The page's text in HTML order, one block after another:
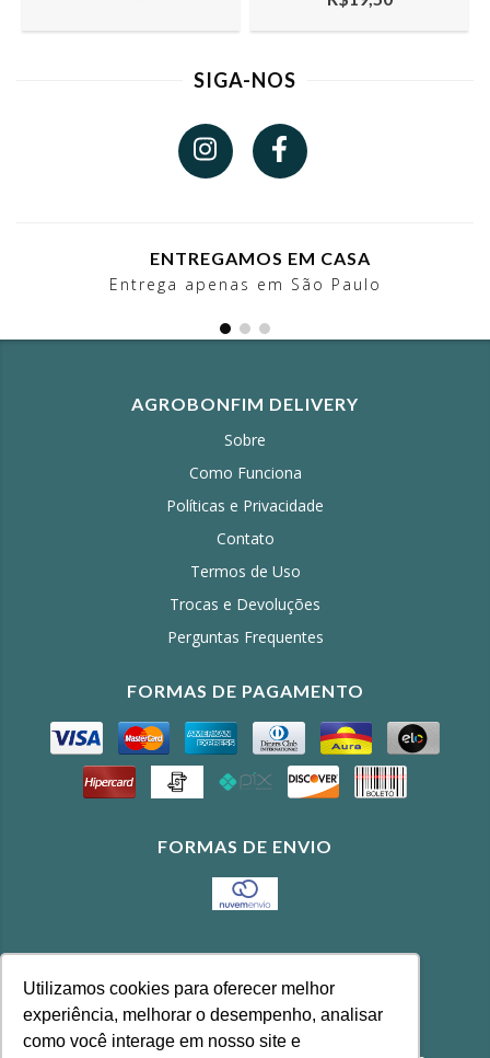
Utilizamos cookies para oferecer melhor
experiência, melhorar o desempenho, analisar
como você interage em nosso site e
SIGA-NOS
ENTREGAMOS EM CASA
Entrega apenas em São Paulo
AGROBONFIM DELIVERY
Sobre
Como Funciona
Políticas e Privacidade
Contato
Termos de Uso
Trocas e Devoluções
Perguntas Frequentes
FORMAS DE PAGAMENTO
FORMAS DE ENVIO
CONTATO
(11) 3643-4100
feira@agrobonfim.com.br